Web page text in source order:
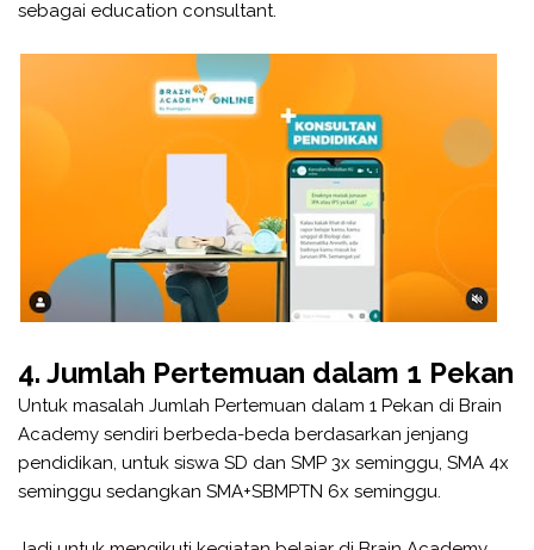
sebagai education consultant.
4. Jumlah Pertemuan dalam 1 Pekan
Untuk masalah Jumlah Pertemuan dalam 1 Pekan di Brain
Academy sendiri berbeda-beda berdasarkan jenjang
pendidikan, untuk siswa SD dan SMP 3x seminggu, SMA 4x
seminggu sedangkan SMA+SBMPTN 6x seminggu.